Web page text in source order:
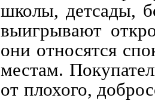
школы, детсады,
выигрывают
они относятся
местам.
от плохого,